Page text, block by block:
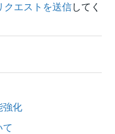
クエストを送信してく
強化
て